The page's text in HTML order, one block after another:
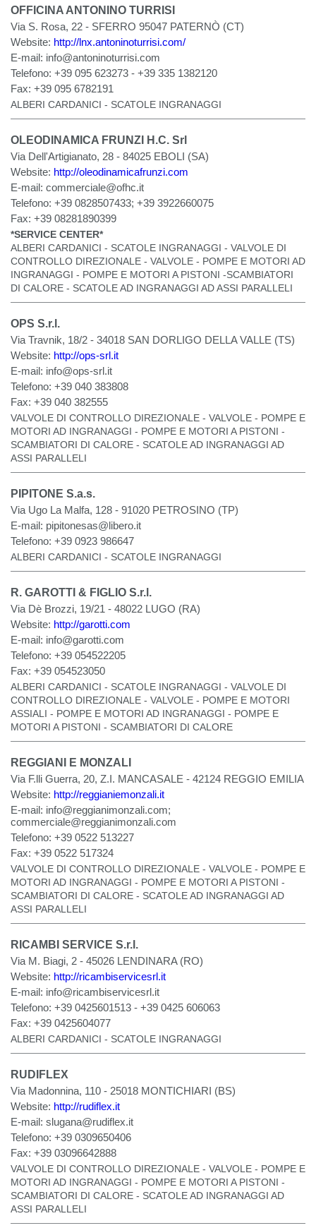
OFFICINA ANTONINO TURRISI
Via S. Rosa, 22 - SFERRO 95047 PATERNÒ (CT)
Website: http://lnx.antoninoturrisi.com/
E-mail: info@antoninoturrisi.com
Telefono: +39 095 623273 - +39 335 1382120
Fax: +39 095 6782191
ALBERI CARDANICI - SCATOLE INGRANAGGI
OLEODINAMICA FRUNZI H.C. Srl
Via Dell'Artigianato, 28 - 84025 EBOLI (SA)
Website: http://oleodinamicafrunzi.com
E-mail: commerciale@ofhc.it
Telefono: +39 0828507433; +39 3922660075
Fax: +39 08281890399
*SERVICE CENTER*
ALBERI CARDANICI - SCATOLE INGRANAGGI - VALVOLE DI
CONTROLLO DIREZIONALE - VALVOLE - POMPE E MOTORI AD
INGRANAGGI - POMPE E MOTORI A PISTONI -SCAMBIATORI
DI CALORE - SCATOLE AD INGRANAGGI AD ASSI PARALLELI
OPS S.r.l.
Via Travnik, 18/2 - 34018 SAN DORLIGO DELLA VALLE (TS)
Website: http://ops-srl.it
E-mail: info@ops-srl.it
Telefono: +39 040 383808
Fax: +39 040 382555
VALVOLE DI CONTROLLO DIREZIONALE - VALVOLE - POMPE E
MOTORI AD INGRANAGGI - POMPE E MOTORI A PISTONI -
SCAMBIATORI DI CALORE - SCATOLE AD INGRANAGGI AD
ASSI PARALLELI
PIPITONE S.a.s.
Via Ugo La Malfa, 128 - 91020 PETROSINO (TP)
E-mail: pipitonesas@libero.it
Telefono: +39 0923 986647
ALBERI CARDANICI - SCATOLE INGRANAGGI
R. GAROTTI & FIGLIO S.r.l.
Via Dè Brozzi, 19/21 - 48022 LUGO (RA)
Website: http://garotti.com
E-mail: info@garotti.com
Telefono: +39 054522205
Fax: +39 054523050
ALBERI CARDANICI - SCATOLE INGRANAGGI - VALVOLE DI
CONTROLLO DIREZIONALE - VALVOLE - POMPE E MOTORI
ASSIALI - POMPE E MOTORI AD INGRANAGGI - POMPE E
MOTORI A PISTONI - SCAMBIATORI DI CALORE
REGGIANI E MONZALI
Via F.lli Guerra, 20, Z.I. MANCASALE - 42124 REGGIO EMILIA
Website: http://reggianiemonzali.it
E-mail: info@reggianimonzali.com;
commerciale@reggianimonzali.com
Telefono: +39 0522 513227
Fax: +39 0522 517324
VALVOLE DI CONTROLLO DIREZIONALE - VALVOLE - POMPE E
MOTORI AD INGRANAGGI - POMPE E MOTORI A PISTONI -
SCAMBIATORI DI CALORE - SCATOLE AD INGRANAGGI AD
ASSI PARALLELI
RICAMBI SERVICE S.r.l.
Via M. Biagi, 2 - 45026 LENDINARA (RO)
Website: http://ricambiservicesrl.it
E-mail: info@ricambiservicesrl.it
Telefono: +39 0425601513 - +39 0425 606063
Fax: +39 0425604077
ALBERI CARDANICI - SCATOLE INGRANAGGI
RUDIFLEX
Via Madonnina, 110 - 25018 MONTICHIARI (BS)
Website: http://rudiflex.it
E-mail: slugana@rudiflex.it
Telefono: +39 0309650406
Fax: +39 03096642888
VALVOLE DI CONTROLLO DIREZIONALE - VALVOLE - POMPE E
MOTORI AD INGRANAGGI - POMPE E MOTORI A PISTONI -
SCAMBIATORI DI CALORE - SCATOLE AD INGRANAGGI AD
ASSI PARALLELI